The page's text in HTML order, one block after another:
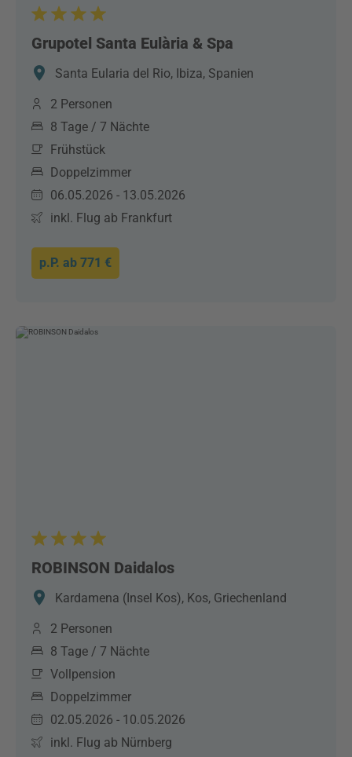
Grupotel Santa Eulària & Spa
Santa Eularia del Rio, Ibiza, Spanien
2 Personen
8 Tage / 7 Nächte
Frühstück
Doppelzimmer
06.05.2026 - 13.05.2026
inkl. Flug ab Frankfurt
p.P. ab 771 €
ROBINSON Daidalos
Kardamena (Insel Kos), Kos, Griechenland
2 Personen
8 Tage / 7 Nächte
Vollpension
Doppelzimmer
02.05.2026 - 10.05.2026
inkl. Flug ab Nürnberg